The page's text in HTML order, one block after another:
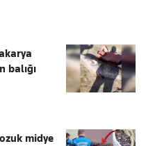
balığı
midye